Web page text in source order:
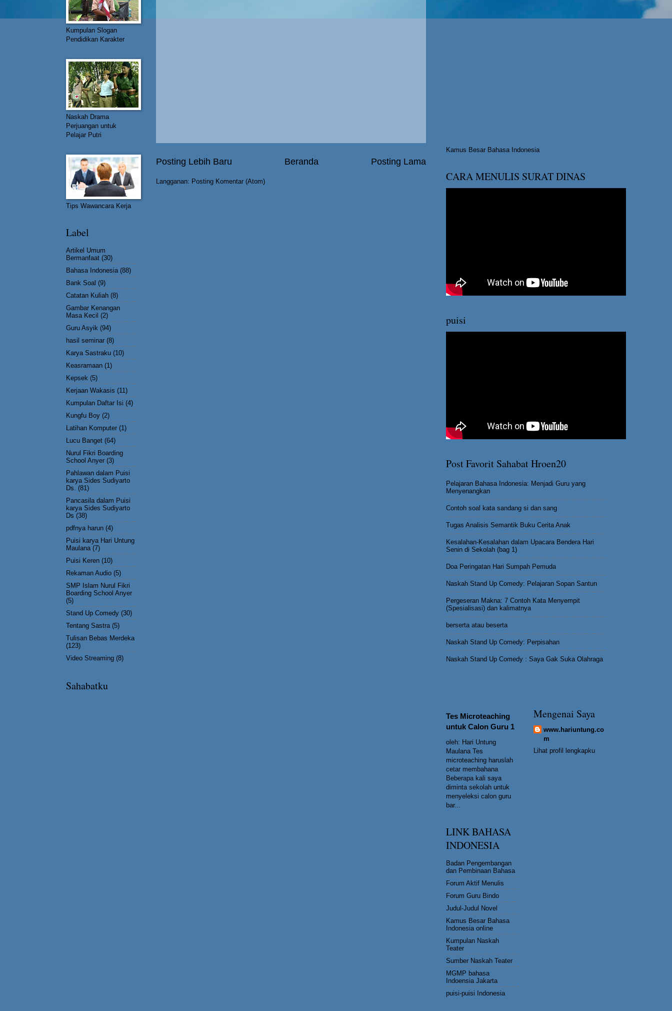
Posting Lebih Baru Posting Lama
Beranda
Langganan: Posting Komentar (Atom)
Kumpulan Slogan
Pendidikan Karakter
Naskah Drama
Perjuangan untuk
Pelajar Putri
Tips Wawancara Kerja
Label
Artikel Umum
Bermanfaat (30)
Bahasa Indonesia (88)
Bank Soal (9)
Catatan Kuliah (8)
Gambar Kenangan
Masa Kecil (2)
Guru Asyik (94)
hasil seminar (8)
Karya Sastraku (10)
Keasramaan (1)
Kepsek (5)
Kerjaan Wakasis (11)
Kumpulan Daftar Isi (4)
Kungfu Boy (2)
Latihan Komputer (1)
Lucu Banget (64)
Nurul Fikri Boarding
School Anyer (3)
Pahlawan dalam Puisi
karya Sides Sudiyarto
Ds. (81)
Pancasila dalam Puisi
karya Sides Sudiyarto
Ds (38)
pdfnya harun (4)
Puisi karya Hari Untung
Maulana (7)
Puisi Keren (10)
Rekaman Audio (5)
SMP Islam Nurul Fikri
Boarding School Anyer
(5)
Stand Up Comedy (30)
Tentang Sastra (5)
Tulisan Bebas Merdeka
(123)
Video Streaming (8)
Sahabatku
Kamus Besar Bahasa Indonesia
CARA MENULIS SURAT DINAS
puisi
Post Favorit Sahabat Hroen20
Pelajaran Bahasa Indonesia: Menjadi Guru yang
Menyenangkan
Contoh soal kata sandang si dan sang
Tugas Analisis Semantik Buku Cerita Anak
Kesalahan-Kesalahan dalam Upacara Bendera Hari
Senin di Sekolah (bag 1)
Doa Peringatan Hari Sumpah Pemuda
Naskah Stand Up Comedy: Pelajaran Sopan Santun
Pergeseran Makna: 7 Contoh Kata Menyempit
(Spesialisasi) dan kalimatnya
berserta atau beserta
Naskah Stand Up Comedy: Perpisahan
Naskah Stand Up Comedy : Saya Gak Suka Olahraga
Tes Microteaching
untuk Calon Guru 1
oleh: Hari Untung
Maulana Tes
microteaching haruslah
cetar membahana
Beberapa kali saya
diminta sekolah untuk
menyeleksi calon guru
bar...
LINK BAHASA
INDONESIA
Badan Pengembangan
dan Pembinaan Bahasa
Forum Aktif Menulis
Forum Guru Bindo
Judul-Judul Novel
Kamus Besar Bahasa
Indonesia online
Kumpulan Naskah
Teater
Sumber Naskah Teater
MGMP bahasa
Indoensia Jakarta
puisi-puisi Indonesia
Mengenai Saya
www.hariuntung.co
m
Lihat profil lengkapku